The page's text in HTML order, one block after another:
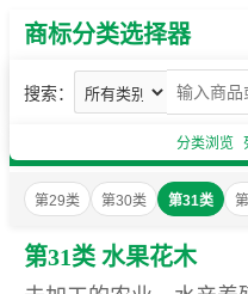
商标分类选择器
搜索：
分类浏览
第29类 第30类 第31类
第31类 水果花木